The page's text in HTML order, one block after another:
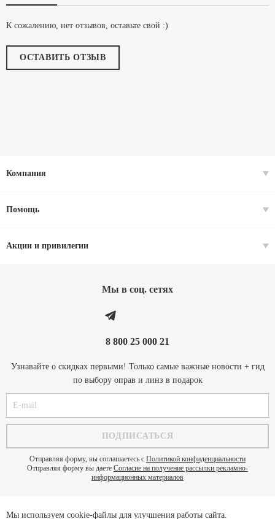
К сожалению, нет отзывов, оставьте свой :)
ОСТАВИТЬ ОТЗЫВ
Компания
Помощь
Акции и привилегии
Мы в соц. cетях
8 800 25 000 21
Узнавайте о скидках первыми! Только самые важные новости + гид
по выбору оправ и линз в подарок
Отправляя форму, вы соглашаетесь с Политикой конфиденциальности
Отправляя форму вы даете Согласие на получение рассылки рекламно-
информационных материалов
Мы используем cookie-файлы для улучшения работы сайта.